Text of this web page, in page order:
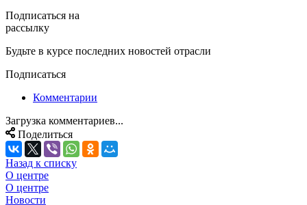
Подписаться на
рассылку
Будьте в курсе последних новостей отрасли
Подписаться
Комментарии
Загрузка комментариев...
Поделиться
Назад к списку
О центре
О центре
Новости